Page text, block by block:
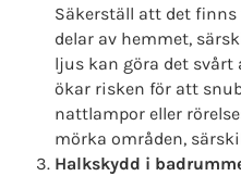
Säkerställ att det
delar av hemmet,
ljus kan göra det svårt
ökar risken för att
nattlampor eller
mörka områden,
Halkskydd i